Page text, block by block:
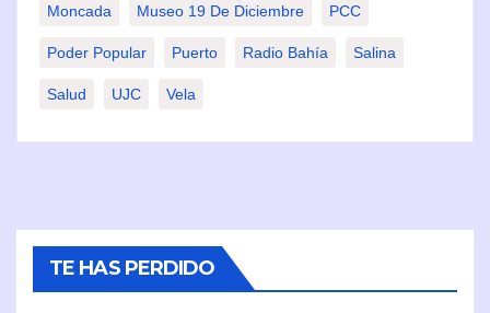
Moncada Museo 19 De Diciembre PCC
Poder Popular Puerto Radio Bahía Salina
Salud UJC Vela
TE HAS PERDIDO